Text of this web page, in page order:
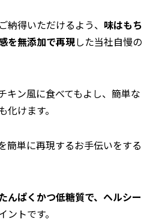
納得いただけるよう、 味はもち
を無添加で再現した当社自慢の
キン風に食べてもよし、簡単な
けます。
簡単に再現するお手伝いをする
んぱくかつ低糖質で、ヘルシー
トです。